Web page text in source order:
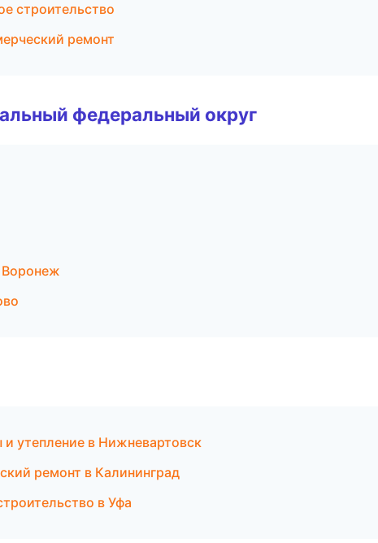
строительство
ремонт
федеральный округ
утепление в Нижневартовск
ремонт в Калининград
в Уфа